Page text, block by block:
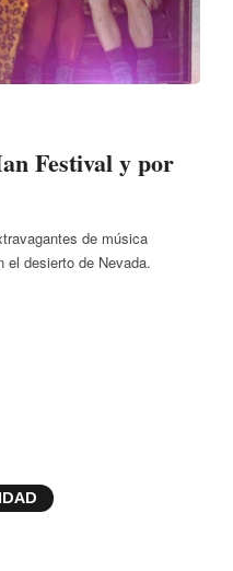
Festival y por
de música
el desierto de Nevada.